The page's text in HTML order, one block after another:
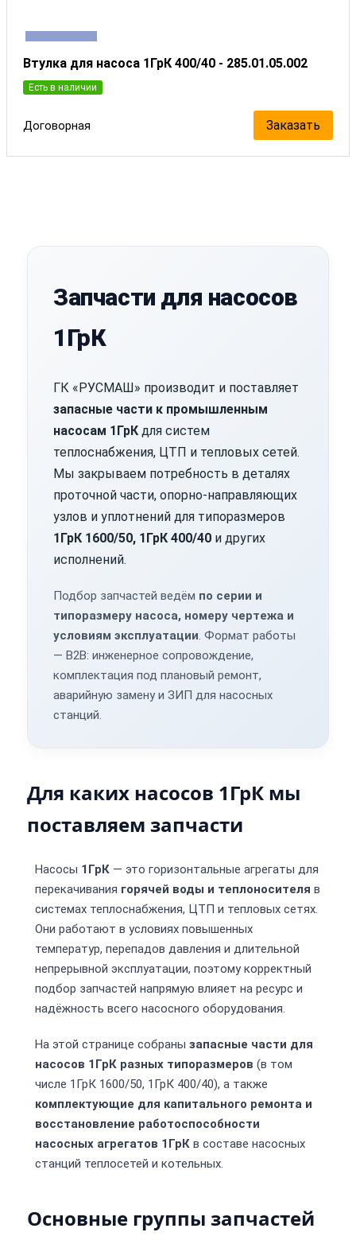
Втулка для насоса 1ГрК 400/40 - 285.01.05.002
Есть в наличии
Договорная Заказать
Запчасти для насосов
1ГрК
ГК «РУСМАШ» производит и поставляет
запасные части к промышленным
насосам 1ГрК для систем
теплоснабжения, ЦТП и тепловых сетей.
Мы закрываем потребность в деталях
проточной части, опорно-направляющих
узлов и уплотнений для типоразмеров
1ГрК 1600/50, 1ГрК 400/40 и других
исполнений.
Подбор запчастей ведём по серии и
типоразмеру насоса, номеру чертежа и
условиям эксплуатации. Формат работы
— B2B: инженерное сопровождение,
комплектация под плановый ремонт,
аварийную замену и ЗИП для насосных
станций.
Для каких насосов 1ГрК мы
поставляем запчасти
Насосы 1ГрК — это горизонтальные агрегаты для
перекачивания горячей воды и теплоносителя в
системах теплоснабжения, ЦТП и тепловых сетях.
Они работают в условиях повышенных
температур, перепадов давления и длительной
непрерывной эксплуатации, поэтому корректный
подбор запчастей напрямую влияет на ресурс и
надёжность всего насосного оборудования.
На этой странице собраны запасные части для
насосов 1ГрК разных типоразмеров (в том
числе 1ГрК 1600/50, 1ГрК 400/40), а также
комплектующие для капитального ремонта и
восстановление работоспособности
насосных агрегатов 1ГрК в составе насосных
станций теплосетей и котельных.
Основные группы запчастей